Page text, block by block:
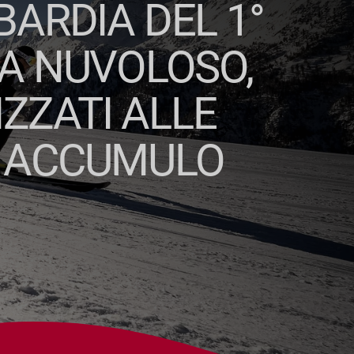
DEL 1°
NUVOLOSO,
ALLE